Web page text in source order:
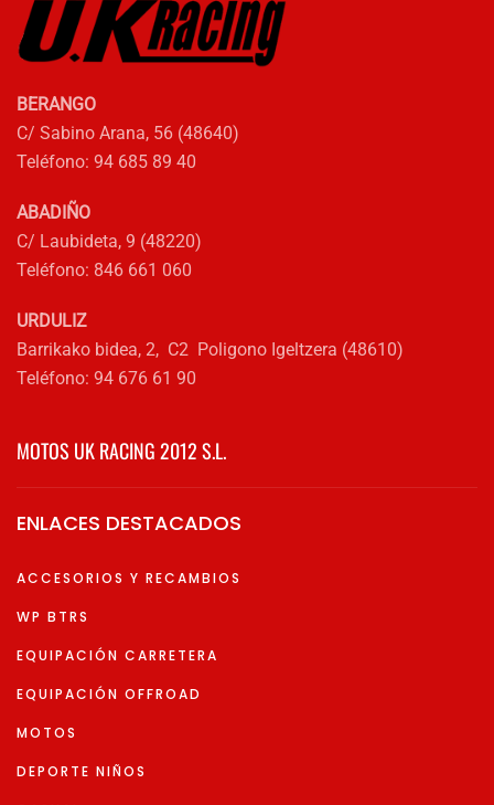
BERANGO
C/ Sabino Arana, 56 (48640)
Teléfono: 94 685 89 40
ABADIÑO
C/ Laubideta, 9 (48220)
Teléfono: 846 661 060
URDULIZ
Barrikako bidea, 2, C2 Poligono Igeltzera (48610)
Teléfono: 94 676 61 90
MOTOS UK RACING 2012 S.L.
ENLACES DESTACADOS
ACCESORIOS Y RECAMBIOS
WP BTRS
EQUIPACIÓN CARRETERA
EQUIPACIÓN OFFROAD
MOTOS
DEPORTE NIÑOS